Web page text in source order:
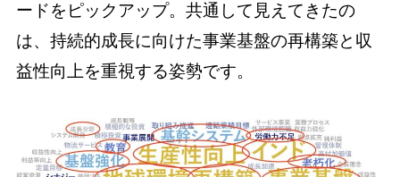
ードをピックアップ。共通して見えてきたの
は、持続的成長に向けた事業基盤の再構築と収
益性向上を重視する姿勢です。